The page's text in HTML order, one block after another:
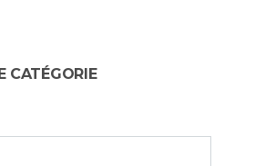
CATÉGORIE